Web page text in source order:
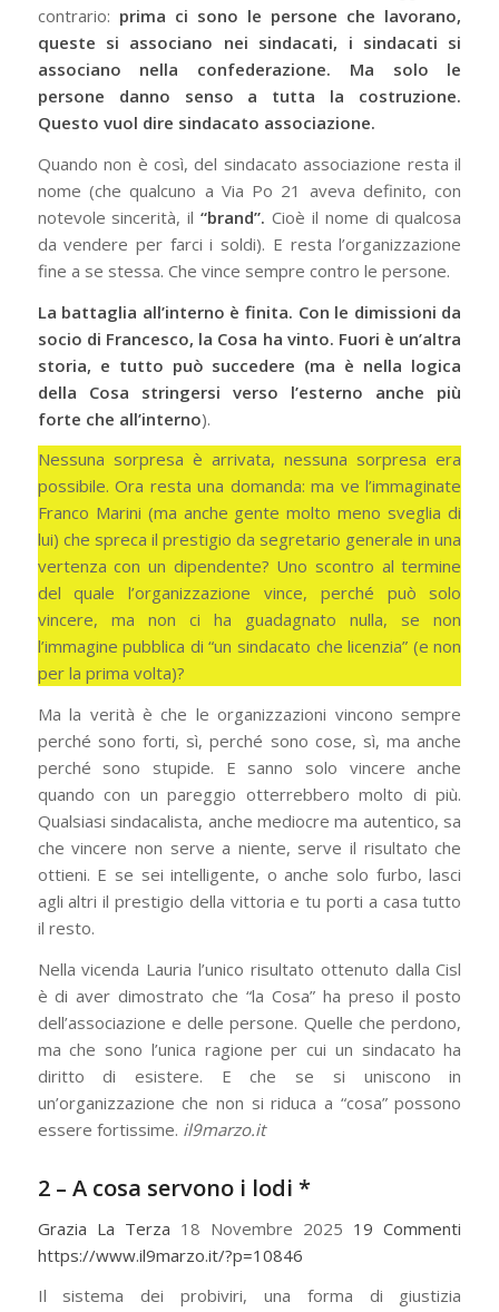
contrario: prima ci sono le persone che lavorano,
queste si associano nei sindacati, i sindacati si
associano nella confederazione. Ma solo le
persone danno senso a tutta la costruzione.
Questo vuol dire sindacato associazione.
Quando non è così, del sindacato associazione resta il
nome (che qualcuno a Via Po 21 aveva definito, con
notevole sincerità, il“brand”.Cioè il nome di qualcosa
da vendere per farci i soldi). E resta l’organizzazione
fine a se stessa. Che vince sempre contro le persone.
La battaglia all’interno è finita. Con le dimissioni da
socio di Francesco, la Cosa ha vinto. Fuori è un’altra
storia, e tutto può succedere (ma è nella logica
della Cosa stringersi verso l’esterno anche più
forte che all’interno).
Nessuna sorpresa è arrivata, nessuna sorpresa era
possibile. Ora resta una domanda: ma ve l’immaginate
Franco Marini (ma anche gente molto meno sveglia di
lui) che spreca il prestigio da segretario generale in una
vertenza con un dipendente? Uno scontro al termine
del quale l’organizzazione vince, perché può solo
vincere, ma non ci ha guadagnato nulla, se non
l’immagine pubblica di “un sindacato che licenzia” (e non
per la prima volta)?
Ma la verità è che le organizzazioni vincono sempre
perché sono forti, sì, perché sono cose, sì, ma anche
perché sono stupide. E sanno solo vincere anche
quando con un pareggio otterrebbero molto di più.
Qualsiasi sindacalista, anche mediocre ma autentico, sa
che vincere non serve a niente, serve il risultato che
ottieni. E se sei intelligente, o anche solo furbo, lasci
agli altri il prestigio della vittoria e tu porti a casa tutto
il resto.
Nella vicenda Lauria l’unico risultato ottenuto dalla Cisl
è di aver dimostrato che “la Cosa” ha preso il posto
dell’associazione e delle persone. Quelle che perdono,
ma che sono l’unica ragione per cui un sindacato ha
diritto di esistere. E che se si uniscono in
un’organizzazione che non si riduca a “cosa” possono
essere fortissime. il9marzo.it
2 – A cosa servono i lodi *
Grazia La Terza 18 Novembre 2025 19 Commenti
https://www.il9marzo.it/?p=10846
Il sistema dei probiviri, una forma di giustizia